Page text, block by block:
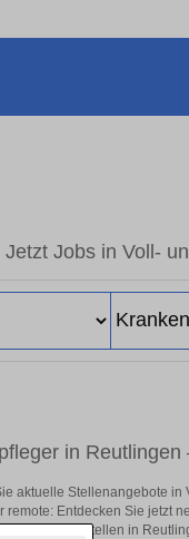
Jobs in Voll-
in Reutlingen
aktuelle Stellenangebote in
Entdecken Sie jetzt
Stellen in